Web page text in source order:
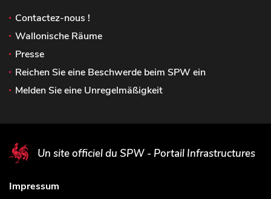
Contactez-nous !
Wallonische Räume
Presse
Reichen Sie eine Beschwerde beim SPW ein
Melden Sie eine Unregelmäßigkeit
Un site officiel du SPW - Portail Infrastructures
Impressum